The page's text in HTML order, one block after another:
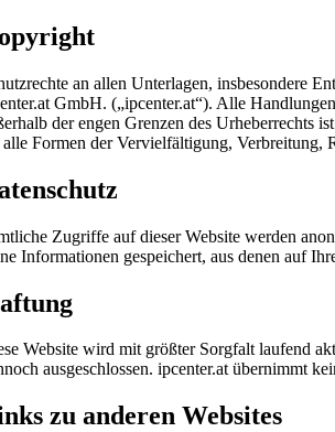
an allen Unterlagen, insbesondere
GmbH. („ipcenter.at“). Alle
der engen Grenzen des Urheberrechts
Formen der Vervielfältigung, Verbreitung,
Zugriffe auf dieser Website werden
Informationen gespeichert, aus denen auf
Website wird mit größter Sorgfalt laufend
ausgeschlossen. ipcenter.at übernimmt
zu anderen Websites